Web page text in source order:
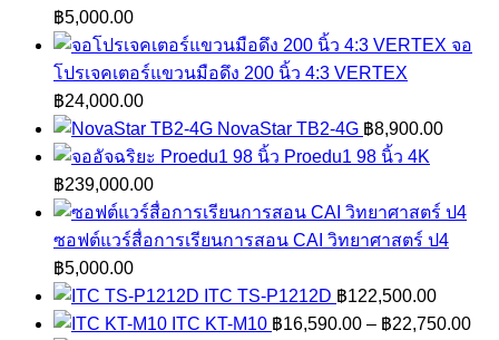
฿5,000.00
จอ
โปรเจคเตอร์แขวนมือดึง 200 นิ้ว 4:3 VERTEX
฿24,000.00
NovaStar TB2-4G ฿8,900.00
Proedu1 98 นิ้ว 4K
฿239,000.00
ซอฟต์แวร์สื่อการเรียนการสอน CAI วิทยาศาสตร์ ป4
฿5,000.00
ITC TS-P1212D ฿122,500.00
ITC KT-M10 ฿16,590.00 – ฿22,750.00